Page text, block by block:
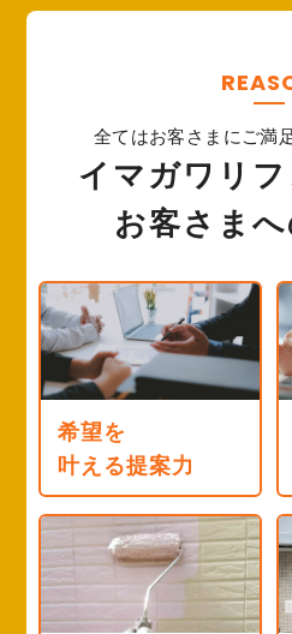
全てはお客さまにご満
イマガワリ
お客さま
希望を
叶える提案力